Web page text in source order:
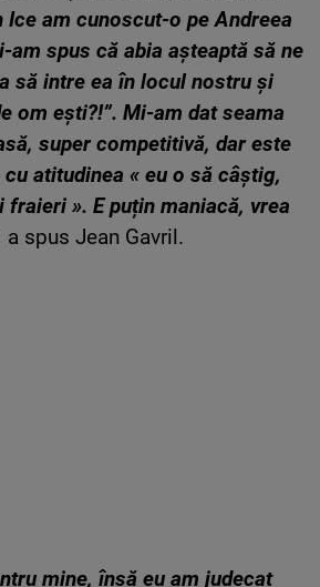
am cunoscut-o pe Andreea
am spus că abia așteaptă să ne
să intre ea în locul nostru și
om ești?!”. Mi-am dat seama
super competitivă, dar este
atitudinea « eu o să câștig,
». E puțin maniacă, vrea
a spus Jean Gavril.
mine, însă eu am judecat